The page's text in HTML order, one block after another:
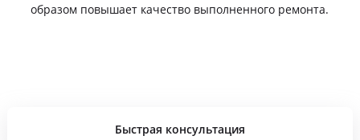
образом повышает качество выполненного ремонта.
Быстрая консультация